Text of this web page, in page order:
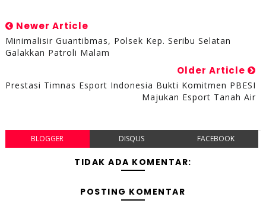
Newer Article
Minimalisir Guantibmas, Polsek Kep. Seribu Selatan
Galakkan Patroli Malam
Older Article
Prestasi Timnas Esport Indonesia Bukti Komitmen PBESI
Majukan Esport Tanah Air
BLOGGER DISQUS FACEBOOK
TIDAK ADA KOMENTAR:
POSTING KOMENTAR